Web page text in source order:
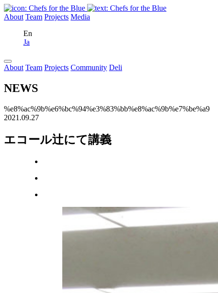
About Team Projects Media
En
Ja
About Team Projects Community Deli
NEWS
%e8%ac%9b%e6%bc%94%e3%83%bb%e8%ac%9b%e7%be%a9
2021.09.27
エコール辻にて講義